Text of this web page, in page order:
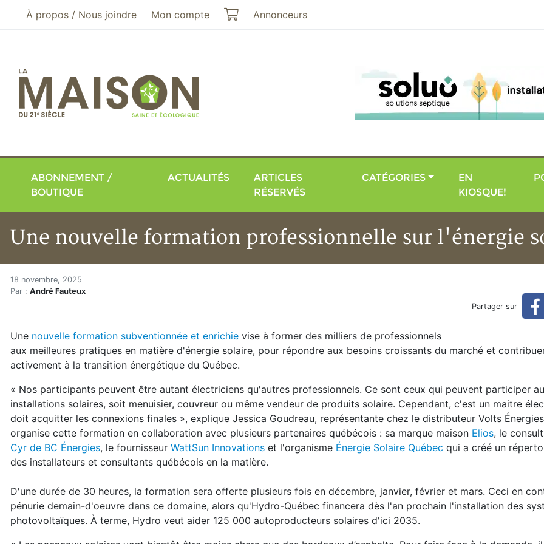
Aller au menu principal
Aller au contenu principal
À propos / Nous joindre Mon compte Mon panier
Annonceurs
ABONNEMENT /
BOUTIQUE
ACTUALITÉS
ARTICLES
RÉSERVÉS
CATÉGORIES
EN
KIOSQUE!
Une nouvelle formation professionnelle sur l'énergie
Accueil
Articles
Une nouvelle formation professionnelle sur l'énergie solaire
Une nouvelle formation professionnelle sur l'énergie
18 novembre, 2025
Par : André Fauteux
Partager sur
Une nouvelle formation subventionnée et enrichie vise à former des milliers de professionnels
aux meilleures pratiques en matière d'énergie solaire, pour répondre aux besoins croissants du marché et
activement à la transition énergétique du Québec.
« Nos participants peuvent être autant électriciens qu'autres professionnels. Ce sont ceux qui peuvent participer
installations solaires, soit menuisier, couvreur ou même vendeur de produits solaire. Cependant, c'est un maitre
doit acquitter les connexions finales », explique Jessica Goudreau, représentante chez le distributeur Volts
organise cette formation en collaboration avec plusieurs partenaires québécois : sa marque maison Elios, le
Cyr de BC Énergies, le fournisseur WattSun Innovations et l'organisme Énergie Solaire Québec qui a créé un
des installateurs et consultants québécois en la matière.
D'une durée de 30 heures, la formation sera offerte plusieurs fois en décembre, janvier, février et mars. Ceci en
pénurie demain-d'oeuvre dans ce domaine, alors qu'Hydro-Québec financera dès l'an prochain l'installation des
photovoltaïques. À terme, Hydro veut aider 125 000 autoproducteurs solaires d'ici 2035.